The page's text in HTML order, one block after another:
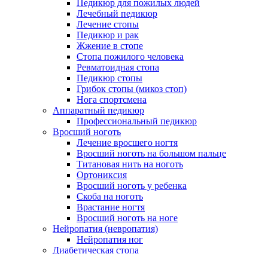
Педикюр для пожилых людей
Лечебный педикюр
Лечение стопы
Педикюр и рак
Жжение в стопе
Стопа пожилого человека
Ревматоидная стопа
Педикюр стопы
Грибок стопы (микоз стоп)
Нога спортсмена
Аппаратный педикюр
Профессиональный педикюр
Вросший ноготь
Лечение вросшего ногтя
Вросший ноготь на большом пальце
Титановая нить на ноготь
Ортониксия
Вросший ноготь у ребенка
Скоба на ноготь
Врастание ногтя
Вросший ноготь на ноге
Нейропатия (невропатия)
Нейропатия ног
Диабетическая стопа